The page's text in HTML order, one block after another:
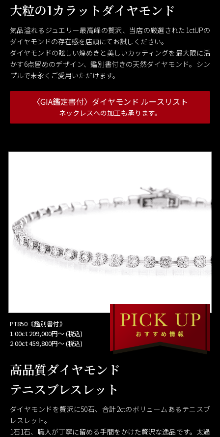
大粒の1カラットダイヤモンド
気品溢れるジュエリー最高峰の贅沢、当店の厳選された1ctUPの
ダイヤモンドの存在感を店頭にてお試しください。
ダイヤモンドの眩しい煌めきと美しいカッティングを最大限に活
かす6点留めのデザイン、鑑別書付きの天然ダイヤモンド。シン
プルで末永くご愛用いただけます。
〈GIA鑑定書付〉ダイヤモンド ルースリスト
ネックレスへの加工も承ります。
PT850《鑑別書付》
1.00ct 209,000円〜 (税込)
2.00ct 459,800円〜 (税込)
高品質ダイヤモンド
テニスブレスレット
ダイヤモンドを贅沢に50石、合計2ctのボリュームあるテニスブ
レスレット。
1石1石、職人が丁寧に留める手間をかけた贅沢な逸品です。太過